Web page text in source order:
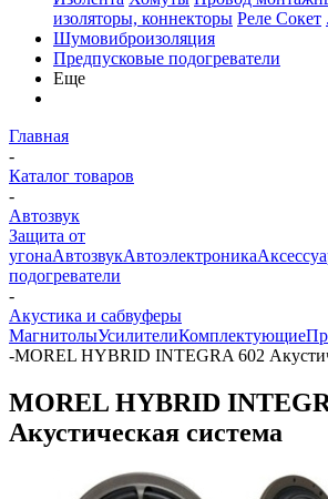
изоляторы, коннекторы Реле Сокет
Шумовиброизоляция
Предпусковые подогреватели
Еще
Главная
-
Каталог товаров
-
Автозвук
Защита от
угонаАвтозвукАвтоэлектроника
подогреватели
-
Акустика и сабвуферы
МагнитолыУсилителиКомплектующие
-MOREL HYBRID INTEGRA 602
MOREL HYBRID
Акустическая система